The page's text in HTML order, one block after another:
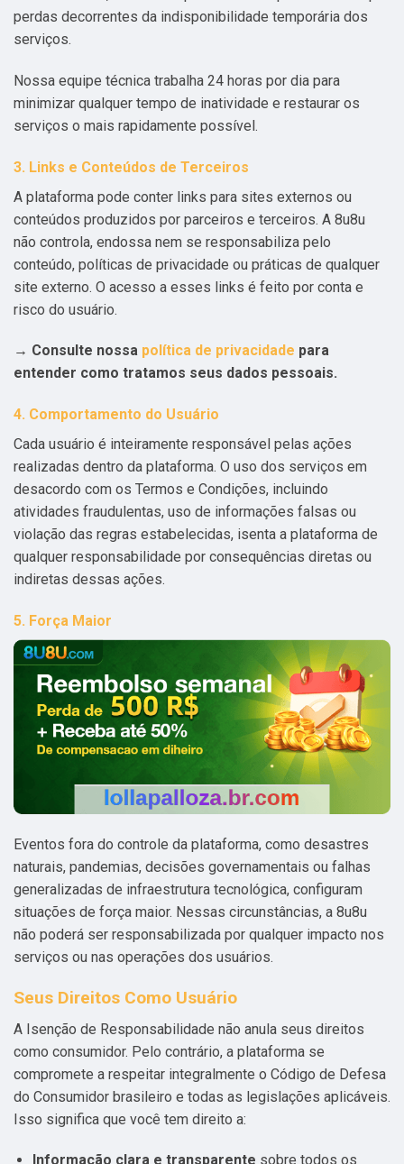
perdas decorrentes da indisponibilidade temporária dos
serviços.
Nossa equipe técnica trabalha 24 horas por dia para
minimizar qualquer tempo de inatividade e restaurar os
serviços o mais rapidamente possível.
3. Links e Conteúdos de Terceiros
A plataforma pode conter links para sites externos ou
conteúdos produzidos por parceiros e terceiros. A 8u8u
não controla, endossa nem se responsabiliza pelo
conteúdo, políticas de privacidade ou práticas de qualquer
site externo. O acesso a esses links é feito por conta e
risco do usuário.
→ Consulte nossa política de privacidade para
entender como tratamos seus dados pessoais.
4. Comportamento do Usuário
Cada usuário é inteiramente responsável pelas ações
realizadas dentro da plataforma. O uso dos serviços em
desacordo com os Termos e Condições, incluindo
atividades fraudulentas, uso de informações falsas ou
violação das regras estabelecidas, isenta a plataforma de
qualquer responsabilidade por consequências diretas ou
indiretas dessas ações.
5. Força Maior
Eventos fora do controle da plataforma, como desastres
naturais, pandemias, decisões governamentais ou falhas
generalizadas de infraestrutura tecnológica, configuram
situações de força maior. Nessas circunstâncias, a 8u8u
não poderá ser responsabilizada por qualquer impacto nos
serviços ou nas operações dos usuários.
Seus Direitos Como Usuário
A Isenção de Responsabilidade não anula seus direitos
como consumidor. Pelo contrário, a plataforma se
compromete a respeitar integralmente o Código de Defesa
do Consumidor brasileiro e todas as legislações aplicáveis.
Isso significa que você tem direito a:
Informação clara e transparente sobre todos os